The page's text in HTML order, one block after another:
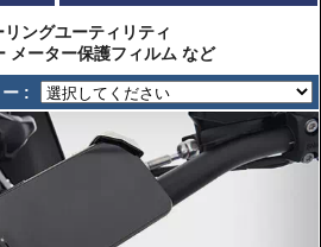
ングユーティリティ
メーター保護フィルム など
: